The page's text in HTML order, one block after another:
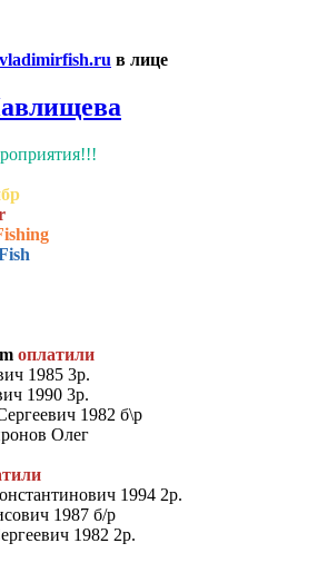
vladimirfish.ru в лице
оплатили
1985 3р.
1990 3р.
1982 б\р
Олег
1994 2р.
1987 б/р
1982 2р.